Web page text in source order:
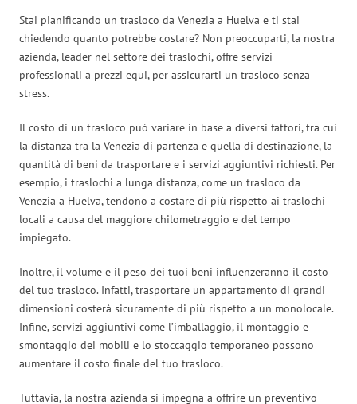
Stai pianificando un trasloco da Venezia a Huelva e ti stai
chiedendo quanto potrebbe costare? Non preoccuparti, la nostra
azienda, leader nel settore dei traslochi, offre servizi
professionali a prezzi equi, per assicurarti un trasloco senza
stress.
Il costo di un trasloco può variare in base a diversi fattori, tra cui
la distanza tra la Venezia di partenza e quella di destinazione, la
quantità di beni da trasportare e i servizi aggiuntivi richiesti. Per
esempio, i traslochi a lunga distanza, come un trasloco da
Venezia a Huelva, tendono a costare di più rispetto ai traslochi
locali a causa del maggiore chilometraggio e del tempo
impiegato.
Inoltre, il volume e il peso dei tuoi beni influenzeranno il costo
del tuo trasloco. Infatti, trasportare un appartamento di grandi
dimensioni costerà sicuramente di più rispetto a un monolocale.
Infine, servizi aggiuntivi come l’imballaggio, il montaggio e
smontaggio dei mobili e lo stoccaggio temporaneo possono
aumentare il costo finale del tuo trasloco.
Tuttavia, la nostra azienda si impegna a offrire un preventivo